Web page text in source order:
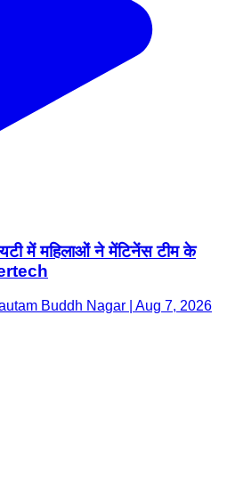
में महिलाओं ने मेंटिनेंस टीम के
Buddh Nagar | Aug 7, 2026